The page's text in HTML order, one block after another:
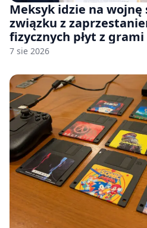
Meksyk idzie na wojnę
związku z
fizycznych płyt z grami
7 sie 2026